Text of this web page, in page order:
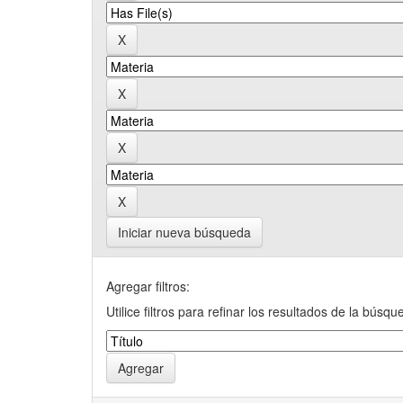
Iniciar nueva búsqueda
Agregar filtros:
Utilice filtros para refinar los resultados de la